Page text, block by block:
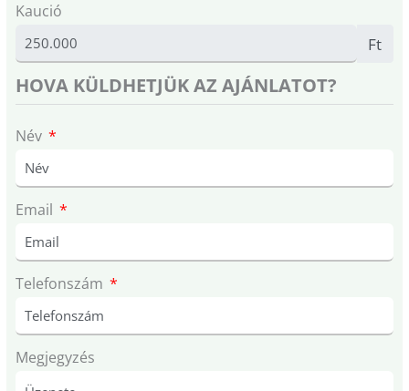
Kaució
Ft
HOVA KÜLDHETJÜK AZ AJÁNLATOT?
Név
Email
Telefonszám
Megjegyzés